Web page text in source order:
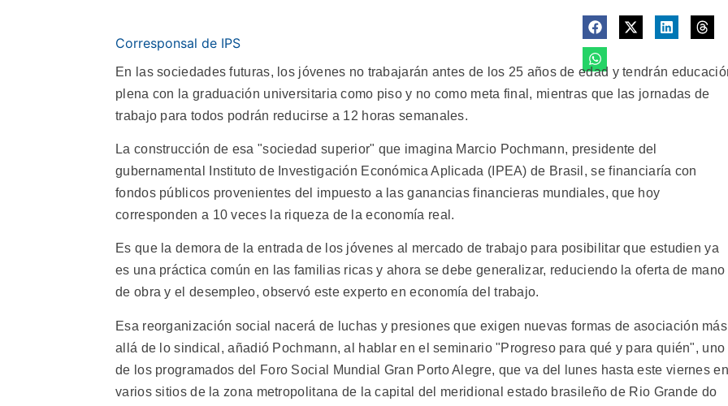
Corresponsal de IPS
En las sociedades futuras, los jóvenes no trabajarán antes de los 25 años de edad y tendrán
plena con la graduación universitaria como piso y no como meta final, mientras que las jornadas de
trabajo para todos podrán reducirse a 12 horas semanales.
La construcción de esa "sociedad superior" que imagina Marcio Pochmann, presidente del
gubernamental Instituto de Investigación Económica Aplicada (IPEA) de Brasil, se financiaría con
fondos públicos provenientes del impuesto a las ganancias financieras mundiales, que hoy
corresponden a 10 veces la riqueza de la economía real.
Es que la demora de la entrada de los jóvenes al mercado de trabajo para posibilitar que estudien ya
es una práctica común en las familias ricas y ahora se debe generalizar, reduciendo la oferta de mano
de obra y el desempleo, observó este experto en economía del trabajo.
Esa reorganización social nacerá de luchas y presiones que exigen nuevas formas de asociación más
allá de lo sindical, añadió Pochmann, al hablar en el seminario "Progreso para qué y para quién", uno
de los programados del Foro Social Mundial Gran Porto Alegre, que va del lunes hasta este viernes en
varios sitios de la zona metropolitana de la capital del meridional estado brasileño de Rio Grande do